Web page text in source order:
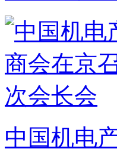
中国机电